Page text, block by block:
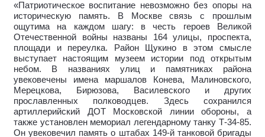
«Патриотическое воспитание невозможно без опоры на
историческую память. В Москве связь с прошлым
ощутима на каждом шагу: в честь героев Великой
Отечественной войны названы 164 улицы, проспекта,
площади и переулка. Район Щукино в этом смысле
выступает настоящим музеем истории под открытым
небом. В названиях улиц и памятниках района
увековечены имена маршалов Конева, Малиновского,
Мерецкова, Бирюзова, Василевского и других
прославленных полководцев. Здесь сохранился
артиллерийский ДОТ Московской линии обороны, а
также установлен мемориал легендарному танку Т-34-85.
Он увековечил память о штабах 149-й танковой бригады